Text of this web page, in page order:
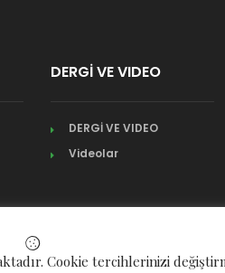
DERGİ VE VIDEO
DERGİ VE VIDEO
Videolar
Cookie tercihlerinizi